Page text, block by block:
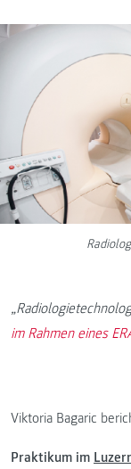
im Rahmen eines
Viktoria Bagaric
Praktikum im